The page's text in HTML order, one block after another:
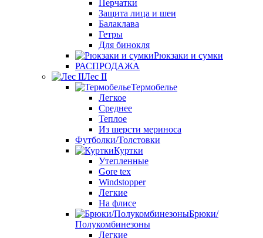
Перчатки
Защита лица и шеи
Балаклава
Гетры
Для бинокля
Рюкзаки и сумки
РАСПРОДАЖА
Лес II
Термобелье
Легкое
Среднее
Теплое
Из шерсти мериноса
Футболки/Толстовки
Куртки
Утепленные
Gore tex
Windstopper
Легкие
На флисе
Брюки/
Полукомбинезоны
Легкие